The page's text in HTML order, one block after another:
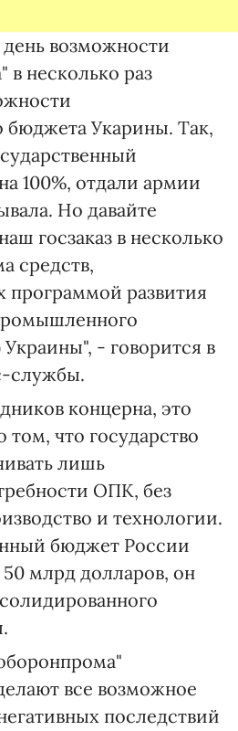
возможности
в несколько раз
бюджета Укарины. Так,
100%, отдали армии
Но давайте
госзаказ в несколько
средств,
программой развития
- говорится в
службы.
концерна, это
том, что государство
лишь
ОПК, без
и технологии.
бюджет России
50 млрд долларов, он
все возможное
последствий